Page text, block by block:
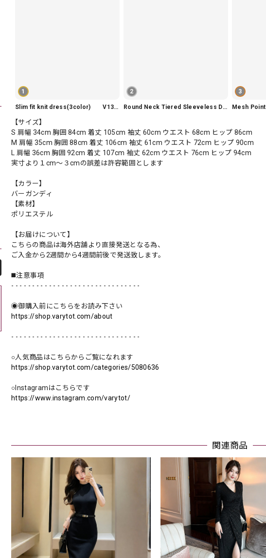
1
Slim fit knit dress(3color) V1330
2
Round Neck Tiered Sleeveless Dress V2290
3
Mesh
【サイズ】
S 肩幅 34cm 胸囲 84cm 着丈 105cm 袖丈 60cm ウエスト 68cm ヒップ 86cm
M 肩幅 35cm 胸囲 88cm 着丈 106cm 袖丈 61cm ウエスト 72cm ヒップ 90cm
L 肩幅 36cm 胸囲 92cm 着丈 107cm 袖丈 62cm ウエスト 76cm ヒップ 94cm
実寸より１cm〜３cmの誤差は許容範囲とします
【カラー】
バーガンディ
【素材】
ポリエステル
【お届けについて】
こちらの商品は海外店舗より直接発送となる為、
ご入金から2週間から4週間前後で発送致します。
◼️注意事項
- - - - - - - - - - - - - - - - - - - - - - - - - - - - - - -
◉御購入前にこちらをお読み下さい
https://shop.varytot.com/about
- - - - - - - - - - - - - - - - - - - - - - - - - - - - - - -
○人気商品はこちらからご覧になれます
https://shop.varytot.com/categories/5080636
○Instagramはこちらです
https://www.instagram.com/varytot/
関連商品